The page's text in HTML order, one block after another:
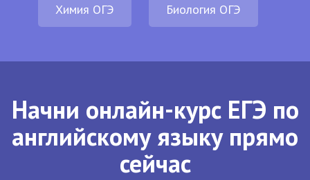
Химия ОГЭ Биология ОГЭ
Начни онлайн-курс ЕГЭ по
английскому языку прямо
сейчас